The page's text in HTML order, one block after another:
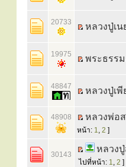
20733 หลวงปู่เ
19975 พระธรร
48847 หลวงปู่เ
48908 หลวงพ่อ
หน้า: 1, 2 ]
30143
หลวงปู่
ไปที่หน้า: 1, 2 ]